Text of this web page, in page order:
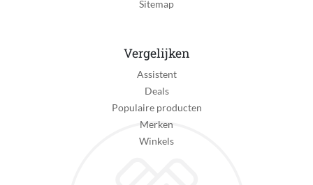
Sitemap
Vergelijken
Assistent
Deals
Populaire producten
Merken
Winkels